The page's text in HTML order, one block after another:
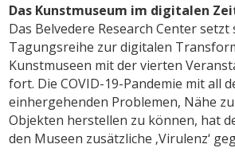
Das Kunstmuseum im digitalen
Das Belvedere Research Center setzt
Tagungsreihe zur digitalen
Kunstmuseen mit der vierten
fort. Die COVID-19-Pandemie mit all
einhergehenden Problemen, Nähe
Objekten herstellen zu können, hat
den Museen zusätzliche ‚Virulenz‘